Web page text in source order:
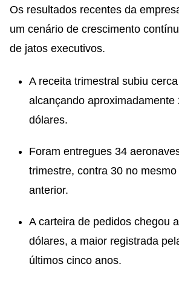
Os resultados recentes da
um cenário de crescimento
de jatos executivos.
A receita trimestral subiu
alcançando aproximadamente
dólares.
Foram entregues 34
trimestre, contra 30 no
anterior.
A carteira de pedidos chegou
dólares, a maior registrada
últimos cinco anos.